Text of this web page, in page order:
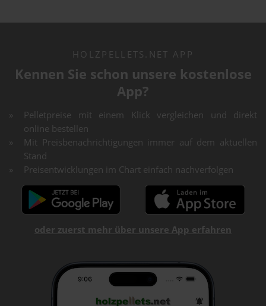
HOLZPELLETS.NET APP
Kennen Sie schon unsere kostenlose
App?
Pelletpreise mit einem Klick vergleichen und direkt
online bestellen
Mit Preisbenachrichtigungen immer auf dem aktuellen
Stand
Preisentwicklungen im Chart einfach nachverfolgen
oder zuerst mehr über unsere App erfahren